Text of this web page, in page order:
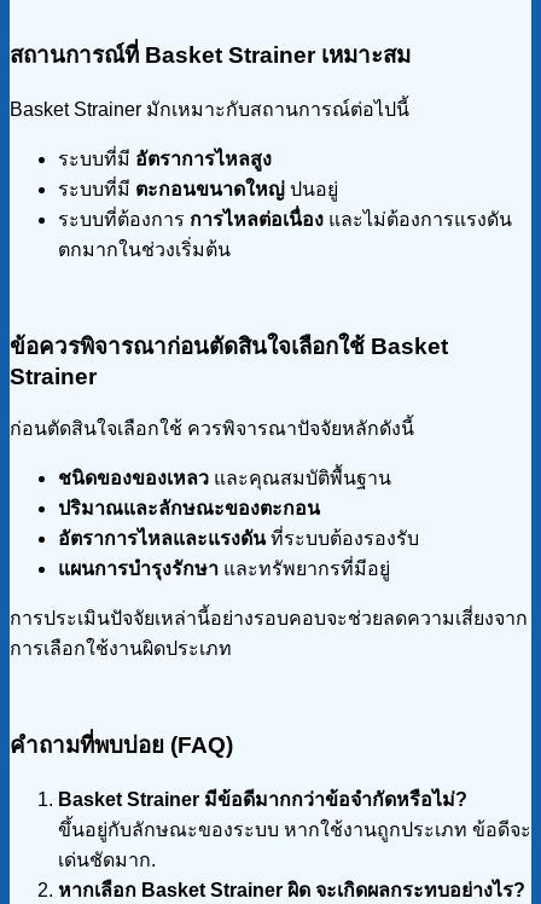
สถานการณ์ที่ Basket Strainer เหมาะสม
Basket Strainer มักเหมาะกับสถานการณ์ต่อไปนี้
ระบบที่มี อัตราการไหลสูง
ระบบที่มี ตะกอนขนาดใหญ่ ปนอยู่
ระบบที่ต้องการ การไหลต่อเนื่อง และไม่ต้องการแรงดัน
ตกมากในช่วงเริ่มต้น
ข้อควรพิจารณาก่อนตัดสินใจเลือกใช้ Basket
Strainer
ก่อนตัดสินใจเลือกใช้ ควรพิจารณาปัจจัยหลักดังนี้
ชนิดของของเหลว และคุณสมบัติพื้นฐาน
ปริมาณและลักษณะของตะกอน
อัตราการไหลและแรงดันที่ระบบต้องรองรับ
แผนการบำรุงรักษา และทรัพยากรที่มีอยู่
การประเมินปัจจัยเหล่านี้อย่างรอบคอบจะช่วยลดความเสี่ยงจาก
การเลือกใช้งานผิดประเภท
คำถามที่พบบ่อย (FAQ)
Basket Strainer มีข้อดีมากกว่าข้อจำกัดหรือไม่?
ขึ้นอยู่กับลักษณะของระบบ หากใช้งานถูกประเภท ข้อดีจะ
เด่นชัดมาก.
หากเลือก Basket Strainer ผิด จะเกิดผลกระทบอย่างไร?